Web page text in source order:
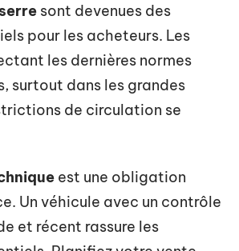
sont devenues des
pour les acheteurs. Les
les dernières normes
surtout dans les grandes
de circulation se
est une obligation
Un véhicule avec un contrôle
et récent rassure les